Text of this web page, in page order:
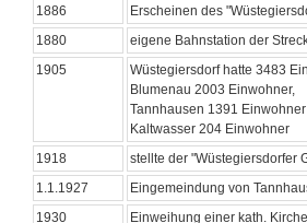
1886
Erscheinen des
1880
eigene Bahnstation der
1905
Wüstegiersdorf hatte 3483
Blumenau 2003 Einwohner,
Tannhausen 1391 Einwohner
Kaltwasser 204 Einwohner
1918
stellte der "Wüstegiersdorfer
1.1.1927
Eingemeindung von
1930
Einweihung einer kath.